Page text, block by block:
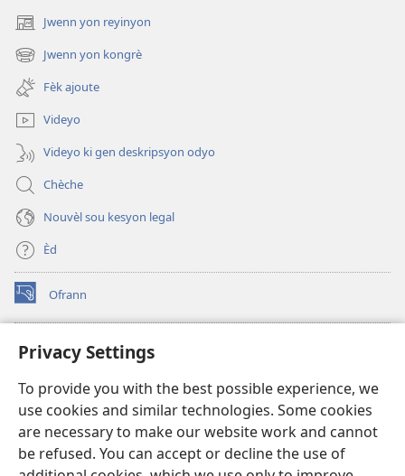
Privacy Settings
To provide you with the best possible experience, we
use cookies and similar technologies. Some cookies
are necessary to make our website work and cannot
be refused. You can accept or decline the use of
Jwenn yon reyinyon
(opens
new
window)
Jwenn yon kongrè
(opens
new
window)
Fèk ajoute
Videyo
Videyo ki gen deskripsyon odyo
Chèche
Nouvèl sou kesyon legal
Èd
Ofrann
(opens
new
Bibliyotèk sou Entènèt
(opens
window)JW Hub
(opens
new
window)JW Library
Watchtower Library